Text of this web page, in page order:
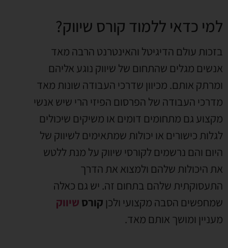
למי כדאי ללמוד קורס שיווק?
בזכות עולם הדיגיטל והאינטרנט הרבה מאד
אנשים מגלים שהתחום של שיווק נוגע אליהם
ומרתק אותם. מכיוון שדרכי העבודה שונות מאד
מדרכי העבודה של הפרסום הפיזי הרי שיש אנשי
מקצוע גם מתחומים דומים או משיקים שיכולים
לגלות כישורים או יכולות שמתאימים לשיווק של
היום והם נרשמים לקורסי שיווק על מנת ללטש
את היכולות שלהם ולמצוא את הדרך
התעסוקתית שלהם בתחום זה. יש גם כאלה
שמחפשים הסבה מקצועי ולכן קורס שיווק
מעניין ומושך אותם מאד.